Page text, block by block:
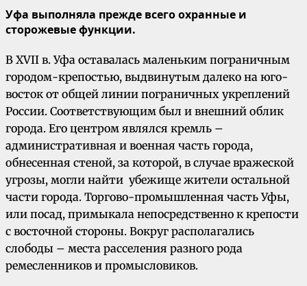
Уфа выполняла прежде всего охранные и
сторожевые функции.
В XVII в. Уфа оставалась маленьким пограничным
городом-крепостью, выдвинутым далеко на юго-
восток от общей линии пограничных укреплений
России. Соответствующим был и внешний облик
города. Его центром являлся кремль –
административная и военная часть города,
обнесенная стеной, за которой, в случае вражеской
угрозы, могли найти убежище жители остальной
части города. Торгово-промышленная часть Уфы,
или посад, примыкала непосредственно к крепости
с восточной стороны. Вокруг располагались
слободы – места расселения разного рода
ремесленников и промысловиков.